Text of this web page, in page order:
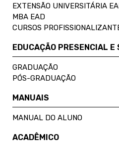
EXTENSÃO UNIVERSITÁRIA
MBA EAD
CURSOS
EDUCAÇÃO PRESENCIAL E
GRADUAÇÃO
PÓS-GRADUAÇÃO
MANUAIS
MANUAL DO ALUNO
ACADÊMICO